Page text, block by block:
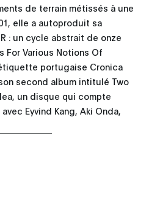
de terrain métissés à une
elle a autoproduit sa
: un cycle abstrait de onze
For Various Notions Of
portugaise Cronica
second album intitulé Two
un disque qui compte
Eyvind Kang, Aki Onda,